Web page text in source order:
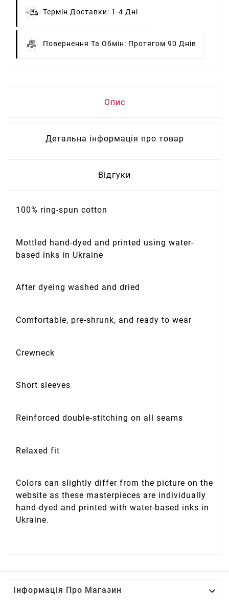
Термін Доставки: 1-4 Дні
Повернення Та Обмін: Протягом 90 Днів
Опис
Детальна інформація про товар
Відгуки
100% ring-spun cotton
Mottled hand-dyed and printed using water-
based inks in Ukraine
After dyeing washed and dried
Comfortable, pre-shrunk, and ready to wear
Crewneck
Short sleeves
Reinforced double-stitching on all seams
Relaxed fit
Colors can slightly differ from the picture on the
website as these masterpieces are individually
hand-dyed and printed with water-based inks in
Ukraine.
Інформація Про Магазин 